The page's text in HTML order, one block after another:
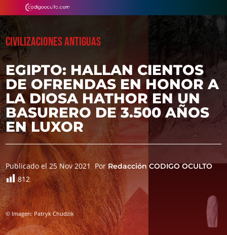
CIVILIZACIONES ANTIGUAS
EGIPTO: HALLAN CIENTOS
DE OFRENDAS EN HONOR A
LA DIOSA HATHOR EN UN
BASURERO DE 3.500 AÑOS
EN LUXOR
Publicado el 25 Nov 2021 PorRedacción CODIGO OCULTO
812
© Imagen: Patryk Chudzik